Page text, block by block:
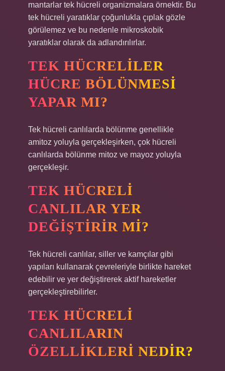
mantarlar tek hücreli organizmalara örnektir. Bu
tek hücreli yaratıklar çoğunlukla çıplak gözle
görülemez ve bu nedenle mikroskobik
yaratıklar olarak da adlandırılırlar.
TEK HÜCRELILER
HÜCRE BÖLÜNMESI
YAPAR MI?
Tek hücreli canlılarda bölünme genellikle
amitoz yoluyla gerçekleşirken, çok hücreli
canlılarda bölünme mitoz ve mayoz yoluyla
gerçekleşir.
TEK HÜCRELI
CANLILAR YER
DEĞIŞTIRIR MI?
Tek hücreli canlılar, siller ve kamçılar gibi
yapıları kullanarak çevreleriyle birlikte hareket
edebilir ve yer değiştirerek aktif hareketler
gerçekleştirebilirler.
TEK HÜCRELI
CANLILARIN
ÖZELLIKLERI NEDIR?